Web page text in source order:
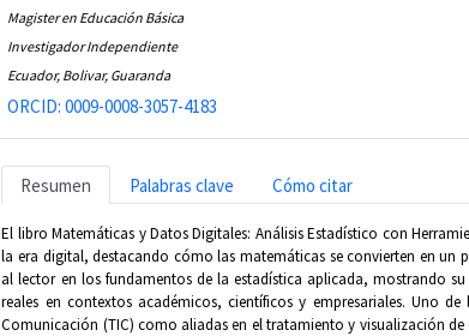
Magister en Educación Básica
Investigador Independiente
Ecuador, Bolivar, Guaranda
ORCID: 0009-0008-3057-4183
Resumen Palabras clave Cómo citar
El libro Matemáticas y Datos Digitales: Análisis Estadístico con
la era digital, destacando cómo las matemáticas se convierten en
al lector en los fundamentos de la estadística aplicada, mostrando
reales en contextos académicos, científicos y empresariales. Uno
Comunicación (TIC) como aliadas en el tratamiento y visualización